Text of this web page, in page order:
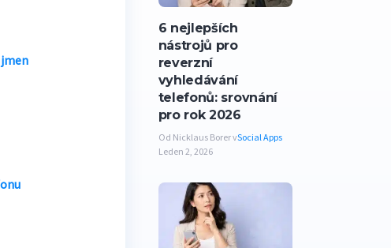
6 nejlepších
nástrojů pro
reverzní
vyhledávání
telefonů: srovnání
pro rok 2026
Od Nicklaus Borer vSocial Apps
Leden 2, 2026